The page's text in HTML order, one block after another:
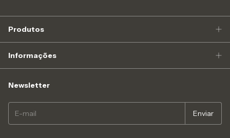
Produtos
Informações
Newsletter